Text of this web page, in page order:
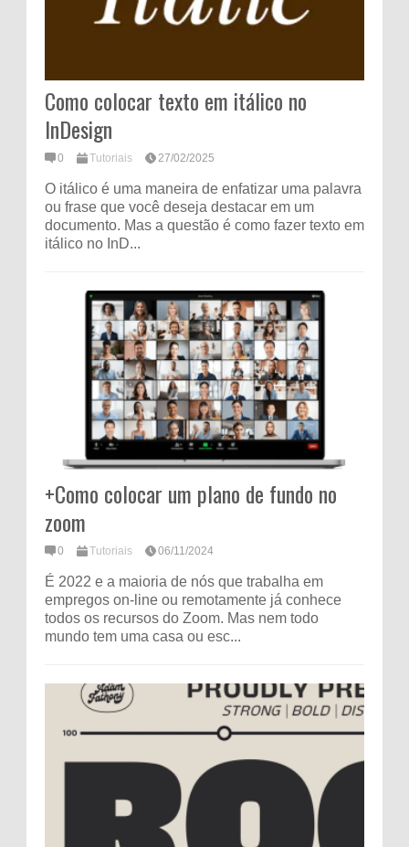
Como colocar texto em itálico no
InDesign
0 Tutoriais 27/02/2025
O itálico é uma maneira de enfatizar uma palavra
ou frase que você deseja destacar em um
documento. Mas a questão é como fazer texto em
itálico no InD...
+Como colocar um plano de fundo no
zoom
0 Tutoriais 06/11/2024
É 2022 e a maioria de nós que trabalha em
empregos on-line ou remotamente já conhece
todos os recursos do Zoom. Mas nem todo
mundo tem uma casa ou esc...